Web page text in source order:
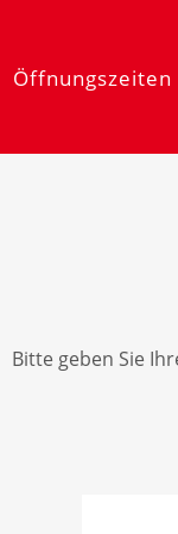
Öffnungszeiten
Bitte geben Sie